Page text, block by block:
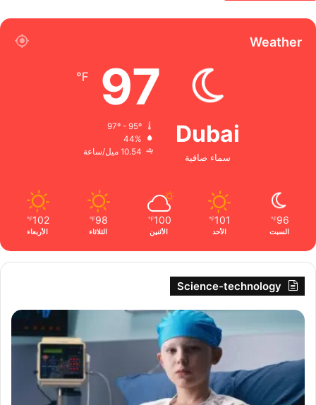
Weather
Dubai
سماء صافية
97
℉
44%
10.54 ميل/ساعة
96
℉
السبت
101
℉
الأحد
100
℉
الأثنين
98
℉
الثلاثاء
102
℉
الأربعاء
Science-technology